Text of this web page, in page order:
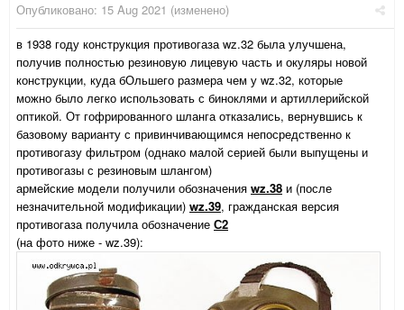
Опубликовано: 15 Aug 2021 (изменено)
в 1938 году конструкция противогаза wz.32 была улучшена,
получив полностью резиновую лицевую часть и окуляры новой
конструкции, куда бОльшего размера чем у wz.32, которые
можно было легко использовать с биноклями и артиллерийской
оптикой. От гофрированного шланга отказались, вернувшись к
базовому варианту с привинчивающимся непосредственно к
противогазу фильтром (однако малой серией были выпущены и
противогазы с резиновым шлангом)
армейские модели получили обозначения wz.38 и (после
незначительной модификации) wz.39, гражданская версия
противогаза получила обозначение С2
(на фото ниже - wz.39):